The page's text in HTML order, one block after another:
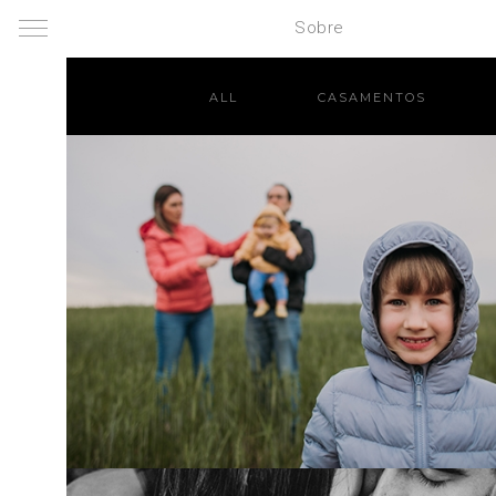
Sobre
ALL CASAMENTOS
&